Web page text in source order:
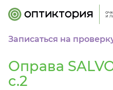
Записаться на
Оправа
c.2